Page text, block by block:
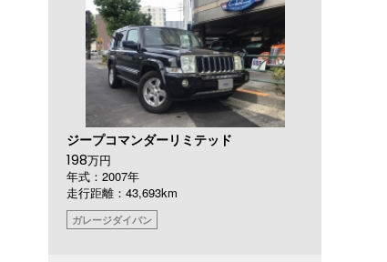
ジープコマンダーリミテッド
198万円
年式：2007年
走行距離：43,693km
ガレージダイバン